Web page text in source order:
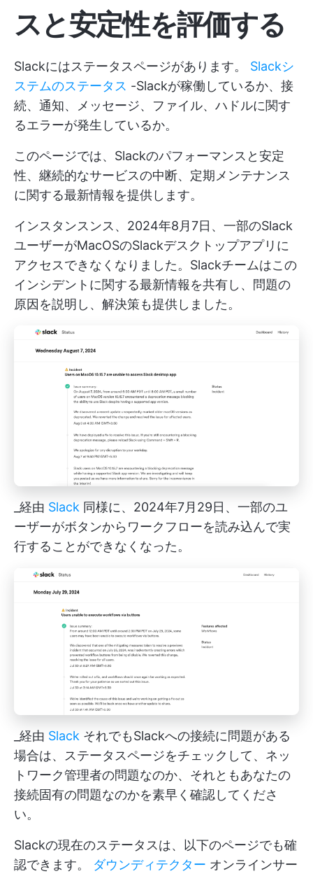
スと安定性を評価する
Slackにはステータスページがあります。 Slackシ
ステムのステータス -Slackが稼働しているか、接
続、通知、メッセージ、ファイル、ハドルに関す
るエラーが発生しているか。
このページでは、Slackのパフォーマンスと安定
性、継続的なサービスの中断、定期メンテナンス
に関する最新情報を提供します。
インスタンスンス、2024年8月7日、一部のSlack
ユーザーがMacOSのSlackデスクトップアプリに
アクセスできなくなりました。Slackチームはこの
インシデントに関する最新情報を共有し、問題の
原因を説明し、解決策も提供しました。
_経由 Slack 同様に、2024年7月29日、一部のユ
ーザーがボタンからワークフローを読み込んで実
行することができなくなった。
_経由 Slack それでもSlackへの接続に問題がある
場合は、ステータスページをチェックして、ネッ
トワーク管理者の問題なのか、それともあなたの
接続固有の問題なのかを素早く確認してくださ
い。
Slackの現在のステータスは、以下のページでも確
認できます。 ダウンディテクター オンラインサー